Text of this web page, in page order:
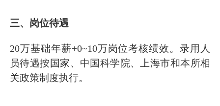
三、岗位待遇
20万基础年薪+0~10万岗位考核绩效。录用人
员待遇按国家、中国科学院、上海市和本所相
关政策制度执行。